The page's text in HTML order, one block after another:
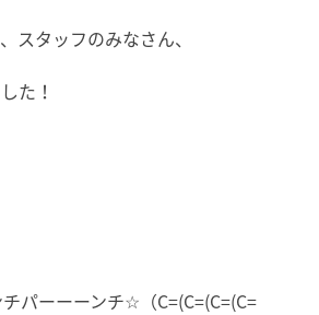
スタッフのみなさん、
た！
パーーーンチ☆（C=(C=(C=(C=